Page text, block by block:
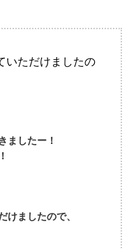
いただけましたの
ましたー！
けましたので、